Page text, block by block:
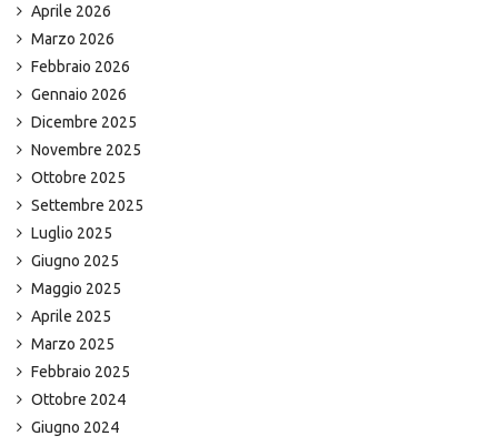
Aprile 2026
Marzo 2026
Febbraio 2026
Gennaio 2026
Dicembre 2025
Novembre 2025
Ottobre 2025
Settembre 2025
Luglio 2025
Giugno 2025
Maggio 2025
Aprile 2025
Marzo 2025
Febbraio 2025
Ottobre 2024
Giugno 2024